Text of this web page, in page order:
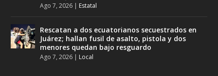
Ago 7, 2026 Estatal
Rescatan a dos ecuatorianos secuestrados en
Juárez; hallan fusil de asalto, pistola y dos
menores quedan bajo resguardo
Ago 7, 2026 Local